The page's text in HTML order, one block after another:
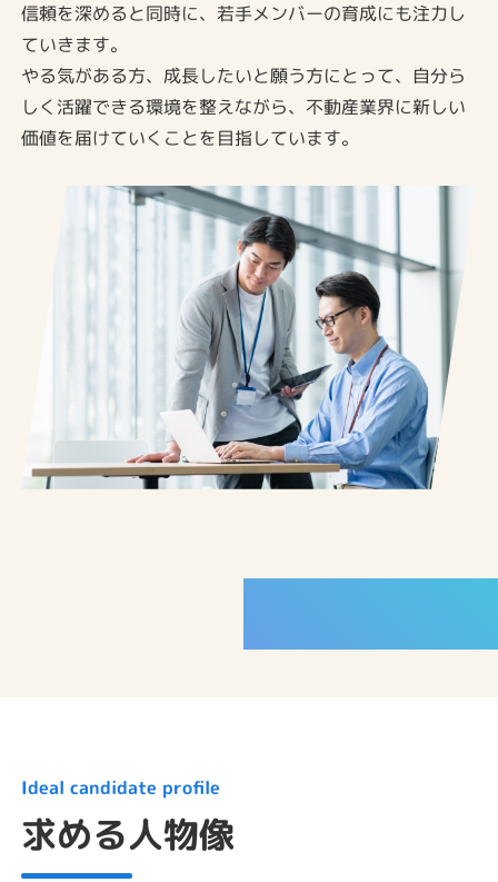
信頼を深めると同時に、若手メンバーの育成にも注力し
ていきます。
やる気がある方、成長したいと願う方にとって、自分ら
しく活躍できる環境を整えながら、不動産業界に新しい
価値を届けていくことを目指しています。
Ideal candidate profile
求める人物像